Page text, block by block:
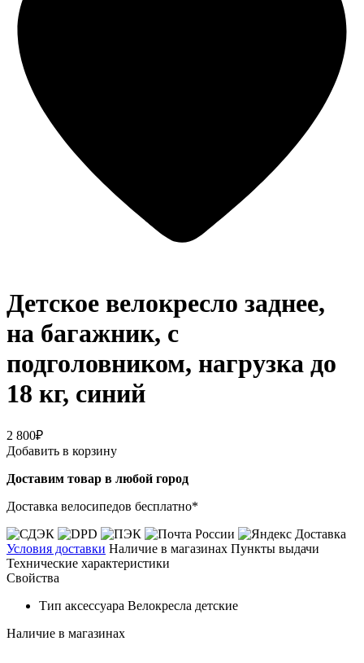
Детское велокресло заднее,
на багажник, с
подголовником, нагрузка до
18 кг, синий
2 800₽
Добавить в корзину
Доставим товар в любой город
Доставка велосипедов бесплатно*
Условия доставки Наличие в магазинах Пункты выдачи
Технические характеристики
Свойства
Тип аксессуара Велокресла детские
Наличие в магазинах